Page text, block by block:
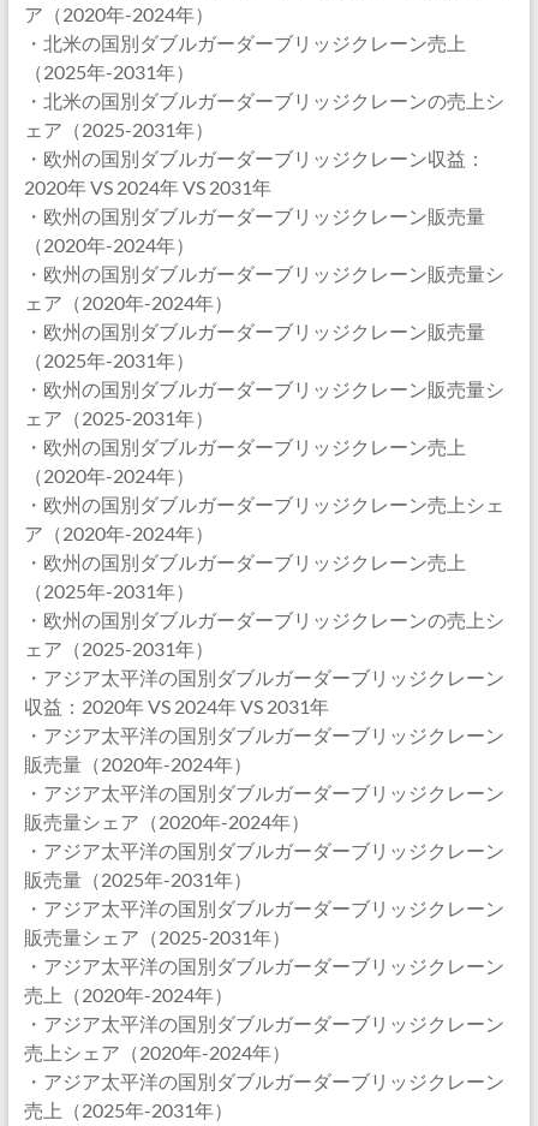
ア（2020年-2024年）
・北米の国別ダブルガーダーブリッジクレーン売上
（2025年-2031年）
・北米の国別ダブルガーダーブリッジクレーンの売上シ
ェア（2025-2031年）
・欧州の国別ダブルガーダーブリッジクレーン収益：
2020年 VS 2024年 VS 2031年
・欧州の国別ダブルガーダーブリッジクレーン販売量
（2020年-2024年）
・欧州の国別ダブルガーダーブリッジクレーン販売量シ
ェア（2020年-2024年）
・欧州の国別ダブルガーダーブリッジクレーン販売量
（2025年-2031年）
・欧州の国別ダブルガーダーブリッジクレーン販売量シ
ェア（2025-2031年）
・欧州の国別ダブルガーダーブリッジクレーン売上
（2020年-2024年）
・欧州の国別ダブルガーダーブリッジクレーン売上シェ
ア（2020年-2024年）
・欧州の国別ダブルガーダーブリッジクレーン売上
（2025年-2031年）
・欧州の国別ダブルガーダーブリッジクレーンの売上シ
ェア（2025-2031年）
・アジア太平洋の国別ダブルガーダーブリッジクレーン
収益：2020年 VS 2024年 VS 2031年
・アジア太平洋の国別ダブルガーダーブリッジクレーン
販売量（2020年-2024年）
・アジア太平洋の国別ダブルガーダーブリッジクレーン
販売量シェア（2020年-2024年）
・アジア太平洋の国別ダブルガーダーブリッジクレーン
販売量（2025年-2031年）
・アジア太平洋の国別ダブルガーダーブリッジクレーン
販売量シェア（2025-2031年）
・アジア太平洋の国別ダブルガーダーブリッジクレーン
売上（2020年-2024年）
・アジア太平洋の国別ダブルガーダーブリッジクレーン
売上シェア（2020年-2024年）
・アジア太平洋の国別ダブルガーダーブリッジクレーン
売上（2025年-2031年）